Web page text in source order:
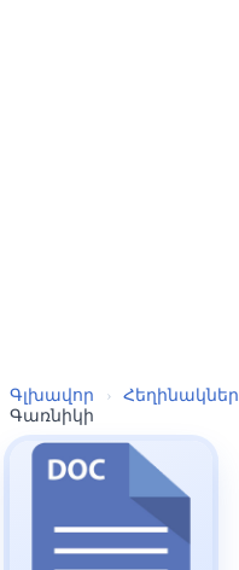
Գլխավոր › Հեղինակներ
Գառնիկի